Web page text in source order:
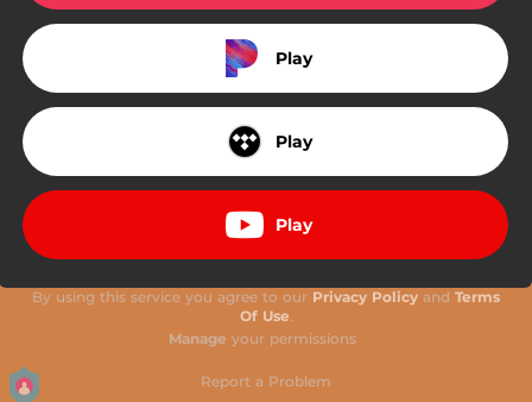
Play
Play
Play
By using this service you agree to our Privacy Policy and Terms
Of Use.
Manage your permissions
Report a Problem